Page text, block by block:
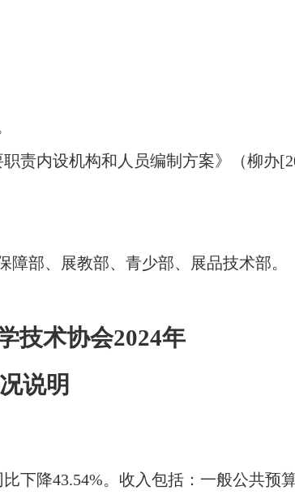
责内设机构和人员编制方案》（柳办
部、展教部、青少部、展品技术部。
技术协会2024年
说明
下降43.54%。收入包括：一般公共预